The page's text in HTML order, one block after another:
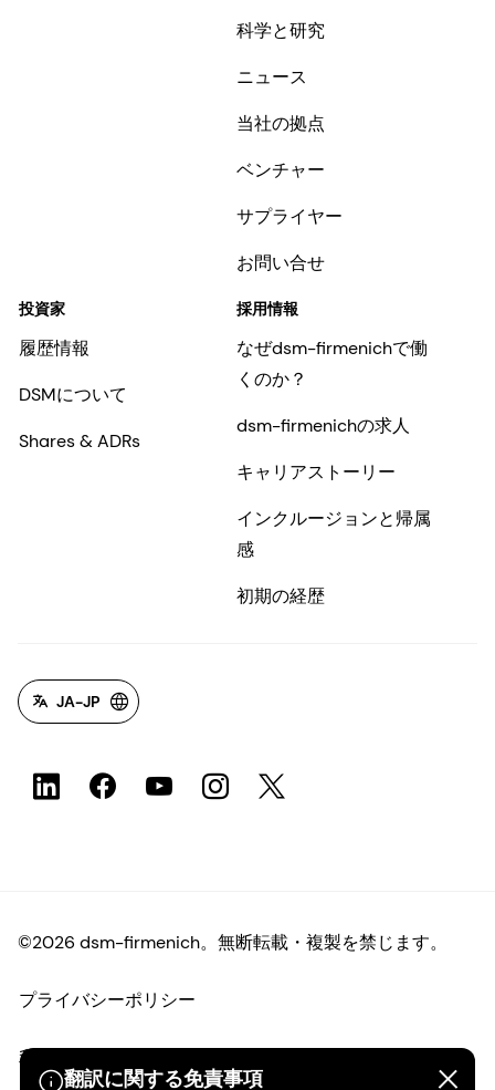
翻訳に関する免責事項
科学と研究
ニュース
当社の拠点
ベンチャー
サプライヤー
お問い合せ
投資家
履歴情報
DSMについて
Shares & ADRs
採用情報
なぜdsm-firmenichで働
くのか？
dsm-firmenichの求人
キャリアストーリー
インクルージョンと帰属
感
初期の経歴
JA-JP
©2026 dsm-firmenich。無断転載・複製を禁じます。
プライバシーポリシー
利用規約